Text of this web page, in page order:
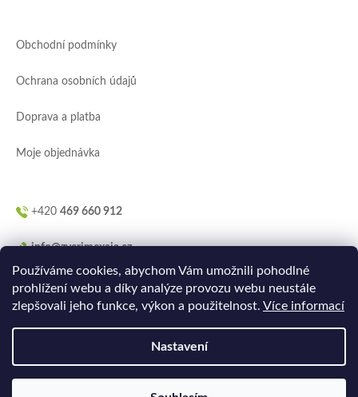
Používáme cookies, abychom Vám umožnili pohodlné
prohlížení webu a díky analýze provozu webu neustále
zlepšovali jeho funkce, výkon a použitelnost. Více informací
Nastavení
Obchodní podmínky
Ochrana osobních údajů
Doprava a platba
Moje objednávka
+420 469 660 912
info@zverimexaja.cz
VytvořiloLer.studio